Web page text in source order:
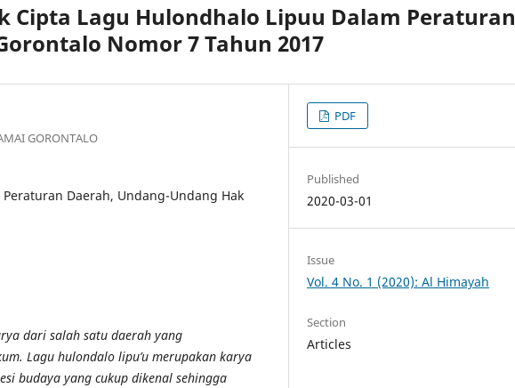
Cipta Lagu Hulondhalo Lipuu Dalam Peraturan
Nomor 7 Tahun 2017
GORONTALO
Daerah, Undang-Undang Hak
dari salah satu daerah yang
Lagu hulondalo lipu’u merupakan karya
budaya yang cukup dikenal sehingga
PDF
Published
2020-03-01
Issue
Vol. 4 No. 1 (2020): Al Himayah
Section
Articles